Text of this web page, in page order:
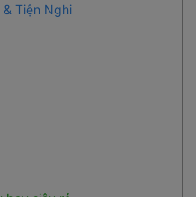
& Tiện Nghi